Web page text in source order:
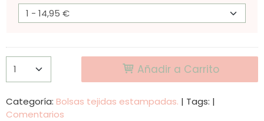
Añadir a Carrito
Categoría: Bolsas tejidas estampadas. | Tags: |
Comentarios